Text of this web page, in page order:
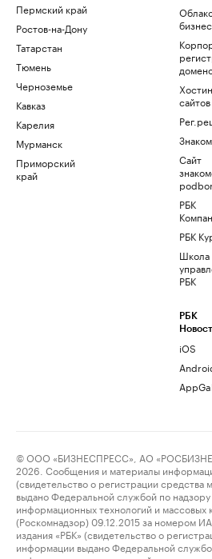
Пермский край
Ростов-на-Дону
Татарстан
Тюмень
Черноземье
Кавказ
Карелия
Мурманск
Приморский
край
сайтов
Сайт
РБК
РБК
Школа
РБК
РБК
iOS
© ООО «БИЗНЕСПРЕСС», АО
2026. Сообщения и материалы
(свидетельство о регистрации
выдано Федеральной службой по надзору
информационных технологий и массовых
(Роскомнадзор) 09.12.2015 за номером
издания «РБК» (свидетельство о
информации выдано Федеральной